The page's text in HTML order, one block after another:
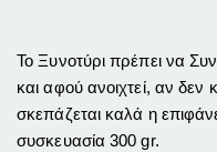
Το Ξυνοτύρι πρέπει να
και αφού ανοιχτεί, αν
σκεπάζεται καλά η
συσκευασία 300 gr.